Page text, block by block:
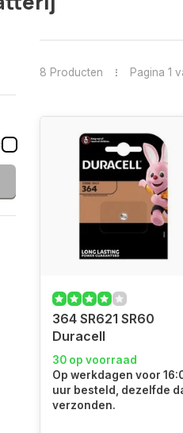
8 Producten Pagina 1
364 SR621 SR60
Duracell
30 op voorraad
Op werkdagen voor
uur besteld, dezelfde
verzonden.